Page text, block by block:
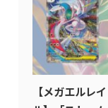
【メガエルレ